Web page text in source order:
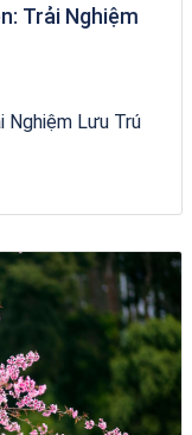
Trải Nghiệm
Nghiệm Lưu Trú